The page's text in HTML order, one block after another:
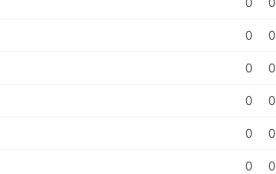
0 0
0 0
0 0
0 0
0 0